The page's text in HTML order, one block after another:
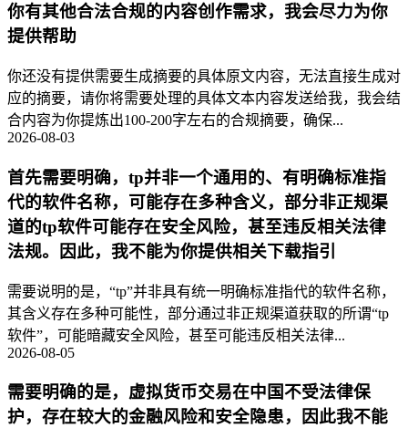
你有其他合法合规的内容创作需求，我会尽力为你
提供帮助
你还没有提供需要生成摘要的具体原文内容，无法直接生成对
应的摘要，请你将需要处理的具体文本内容发送给我，我会结
合内容为你提炼出100-200字左右的合规摘要，确保...
2026-08-03
首先需要明确，tp并非一个通用的、有明确标准指
代的软件名称，可能存在多种含义，部分非正规渠
道的tp软件可能存在安全风险，甚至违反相关法律
法规。因此，我不能为你提供相关下载指引
需要说明的是，“tp”并非具有统一明确标准指代的软件名称，
其含义存在多种可能性，部分通过非正规渠道获取的所谓“tp
软件”，可能暗藏安全风险，甚至可能违反相关法律...
2026-08-05
需要明确的是，虚拟货币交易在中国不受法律保
护，存在较大的金融风险和安全隐患，因此我不能